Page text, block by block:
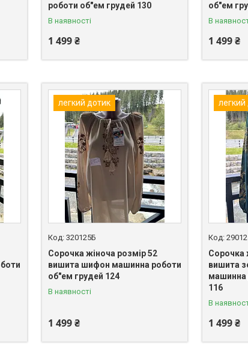
роботи об"ем грудей 130
В наявності
1 499 ₴
об"ем
В
1 499 ₴
легкий дотик
320125Б
Сорочка жіноча розмір 52
вишита шифон машинна роботи
об"ем грудей 124
В наявності
1 499 ₴
легкий
Сорочка
вишита
машинна
116
В
1 499 ₴